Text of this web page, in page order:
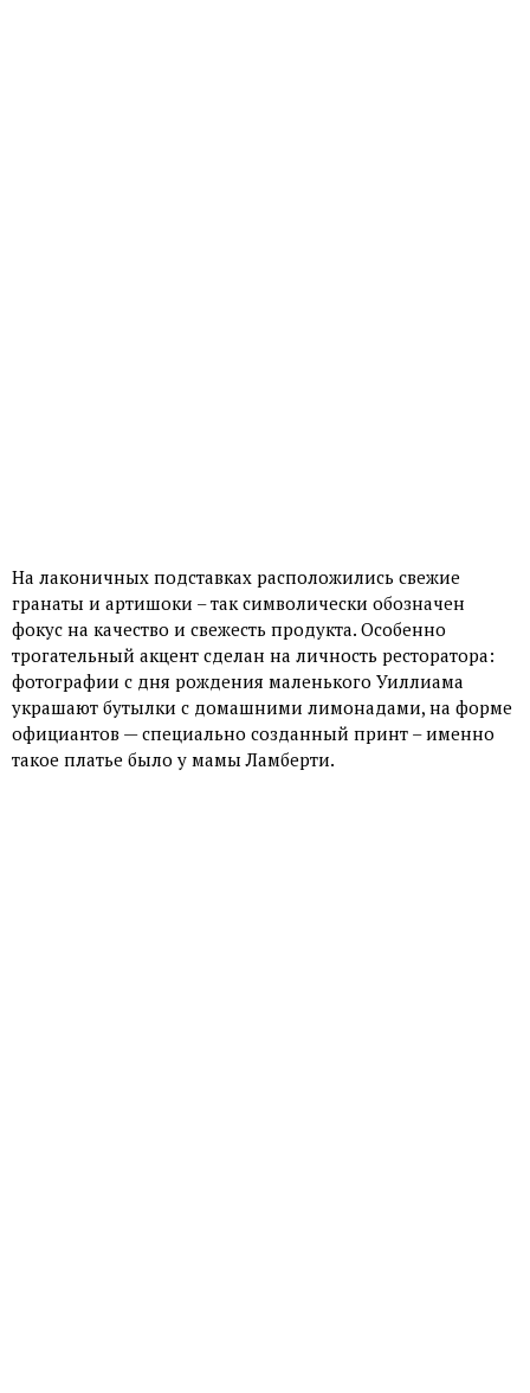
На лаконичных подставках расположились свежие
гранаты и артишоки – так символически обозначен
фокус на качество и свежесть продукта. Особенно
трогательный акцент сделан на личность ресторатора:
фотографии с дня рождения маленького Уиллиама
украшают бутылки с домашними лимонадами, на форме
официантов — специально созданный принт – именно
такое платье было у мамы Ламберти.